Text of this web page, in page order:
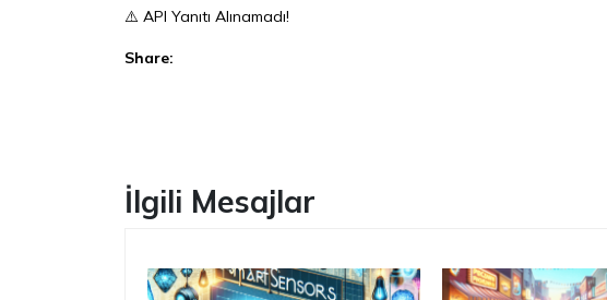
⚠️ API Yanıtı Alınamadı!
Share:
İlgili Mesajlar